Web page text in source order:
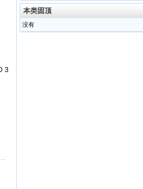
3
本类固顶
没有